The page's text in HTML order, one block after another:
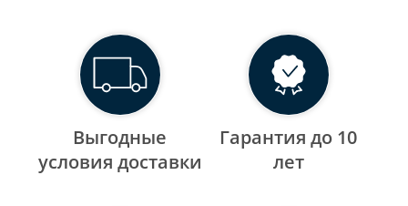
Выгодные
уcловия доставки
Гарантия до 10
лет